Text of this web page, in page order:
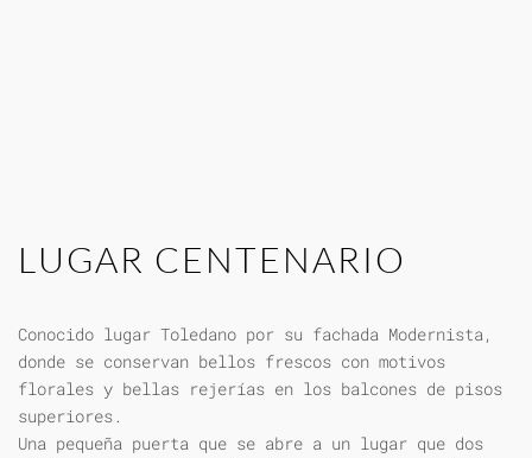
LUGAR CENTENARIO
Conocido lugar Toledano por su fachada Modernista,
donde se conservan bellos frescos con motivos
florales y bellas rejerías en los balcones de pisos
superiores.
Una pequeña puerta que se abre a un lugar que dos